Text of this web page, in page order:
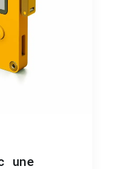
une